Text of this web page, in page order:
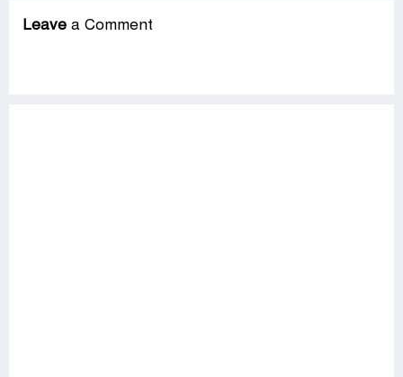
Leave a Comment